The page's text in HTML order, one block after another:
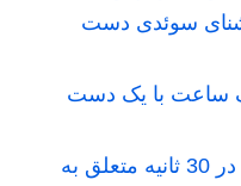
سوئدی دست
ساعت با یک دست
رکورد بیشترین شنای سوئدی در 30 ثانیه متعلق به